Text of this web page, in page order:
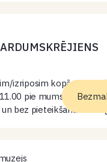
izriposim kopā
pie mums, Closer
bez pieteikšanās.